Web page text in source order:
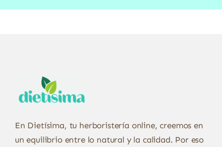
En Dietísima, tu herboristería online, creemos en
un equilibrio entre lo natural y la calidad. Por eso